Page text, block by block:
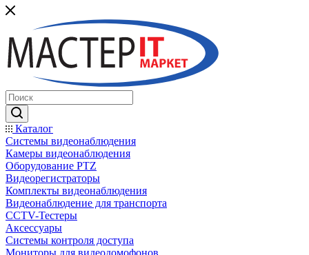
Каталог
Системы видеонаблюдения
Камеры видеонаблюдения
Оборудование PTZ
Видеорегистраторы
Комплекты видеонаблюдения
Видеонаблюдение для транспорта
CCTV-Тестеры
Аксессуары
Системы контроля доступа
Мониторы для видеодомофонов